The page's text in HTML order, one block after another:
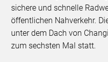
sichere und schnelle
öffentlichen Nahverkehr.
unter dem Dach von
zum sechsten Mal statt.